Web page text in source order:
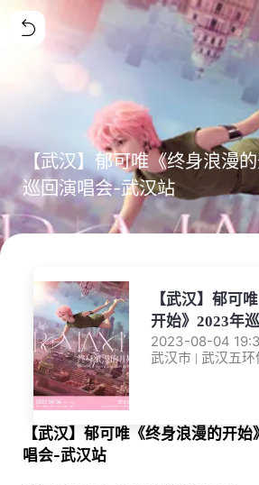
【武汉】郁可唯《终身浪漫
巡回演唱会-武汉站
【武汉】郁可
开始》2023年
站
2023-08-04
武汉市 | 武汉五
【武汉】郁可唯《终身浪漫的开
唱会-武汉站